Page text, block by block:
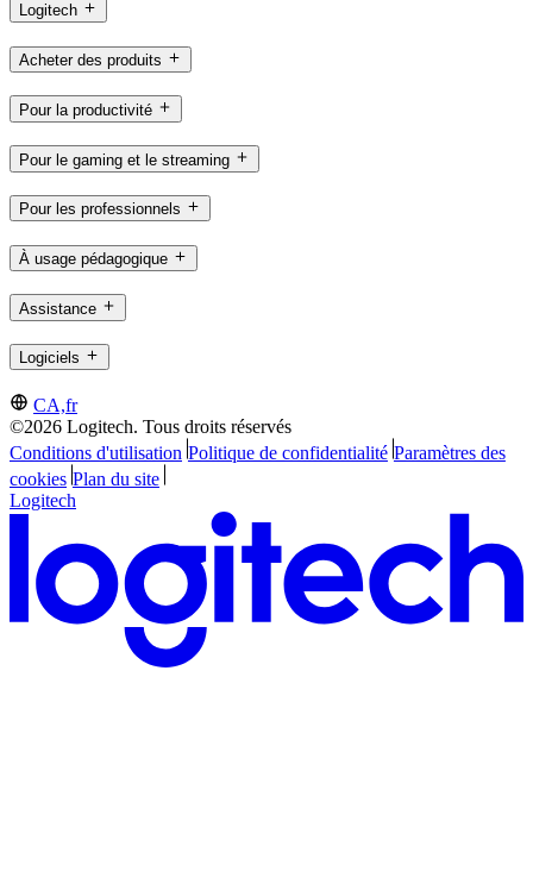
Logitech
Acheter des produits
Pour la productivité
Pour le gaming et le streaming
Pour les professionnels
À usage pédagogique
Assistance
Logiciels
CA,fr
©2026 Logitech. Tous droits réservés
Conditions d'utilisation Politique de confidentialité Paramètres des
cookies Plan du site
Logitech